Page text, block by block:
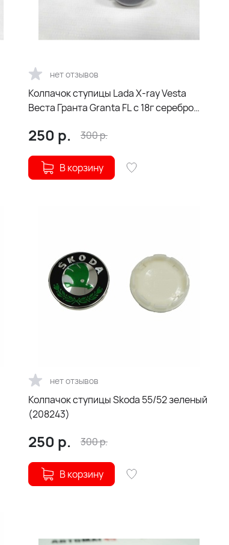
нет отзывов
Колпачок ступицы Lada X-ray Vesta
Веста Гранта Granta FL с 18г серебро
250 р. 300р.
В корзину
нет отзывов
Колпачок ступицы Skoda 55/52 зеленый
(208243)
250 р. 300р.
В корзину